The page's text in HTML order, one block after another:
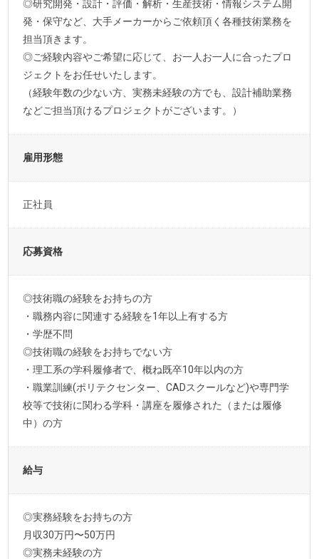
◎研究開発・設計・評価・解析・生産技術・情報システム開
発・保守など、大手メーカーからご依頼頂く各種技術業務を
担当頂きます。
◎ご経験内容やご希望に応じて、お一人お一人に合ったプロ
ジェクトをお任せいたします。
（経験年数の少ない方、実務未経験の方でも、設計補助業務
などご担当頂けるプロジェクトがございます。）
雇用形態
正社員
応募資格
◎技術職の経験をお持ちの方
・職務内容に関連する経験を1年以上有する方
・学歴不問
◎技術職の経験をお持ちでない方
・理工系の学科履修者で、概ね既卒10年以内の方
・職業訓練(ポリテクセンター、CADスクールなど)や専門学
校等で技術に関わる学科・講座を履修された（または履修
中）の方
給与
◎実務経験をお持ちの方
月収30万円〜50万円
◎実務未経験の方